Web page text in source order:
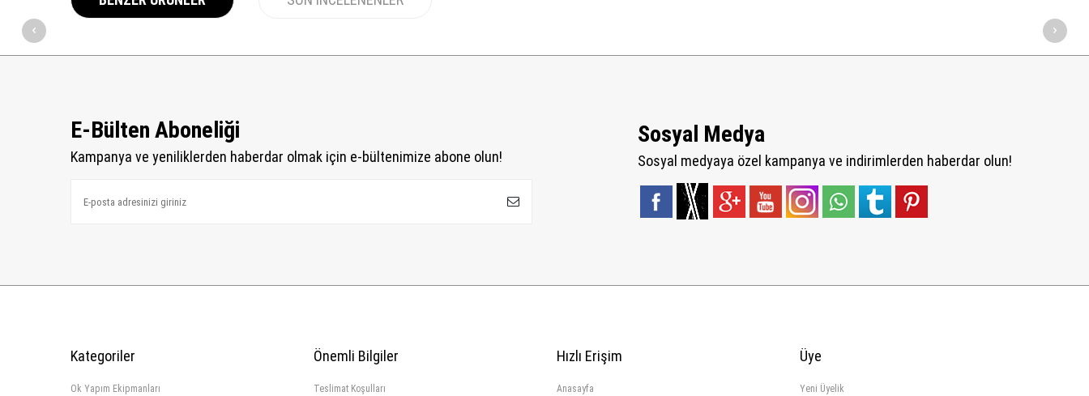
E-Bülten Aboneliği
Kampanya ve yeniliklerden haberdar olmak için e-bültenimize abone olun!
Sosyal Medya
Sosyal medyaya özel kampanya ve indirimlerden haberdar olun!
Kategoriler
Ok Yapım Ekipmanları
Önemli Bilgiler
Teslimat Koşulları
Hızlı Erişim
Anasayfa
Üye
Yeni Üyelik